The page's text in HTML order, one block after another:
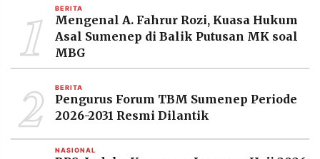
RESOLUSI
PRAMUDITA
Resolusi.co
-
2026
PT.
RESOLUSI
1 BERITA
Mengenal A. Fahrur Rozi, Kuasa Hukum
Asal Sumenep di Balik Putusan MK soal
MBG
2 BERITA
Pengurus Forum TBM Sumenep Periode
2026-2031 Resmi Dilantik
NASIONAL